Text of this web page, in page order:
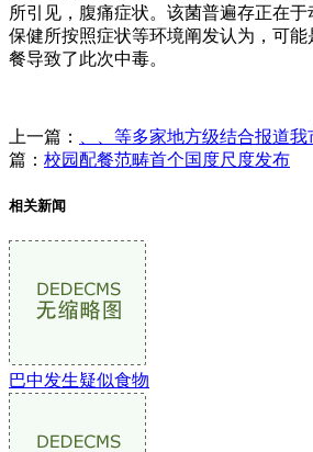
所引见，腹痛症状。该菌普遍存正在于
保健所按照症状等环境阐发认为，可能
餐导致了此次中毒。
上一篇： 、、等多家地方级结合报道
篇： 校园配餐范畴首个国度尺度发布
相关新闻
巴中发生疑似食物